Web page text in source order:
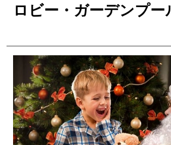
名護・那覇周遊プランで探
ご予約内容照会／キャンセ
ロビー・ガーデンプー